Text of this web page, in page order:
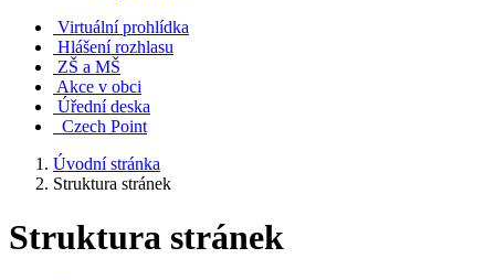
Virtuální prohlídka
Hlášení rozhlasu
ZŠ a MŠ
Akce v obci
Úřední deska
Czech Point
Úvodní stránka
Struktura stránek
Struktura stránek